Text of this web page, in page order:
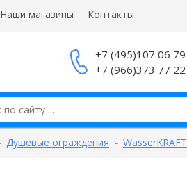
Наши магазины Контакты
+7 (495)107 06 79
+7 (966)373 77 22
Душевые ограждения WasserKRAFT